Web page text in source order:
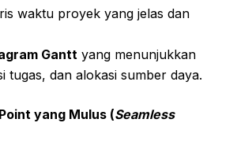
waktu proyek yang jelas dan
Gantt yang menunjukkan
tugas, dan alokasi sumber daya.
yang Mulus (Seamless